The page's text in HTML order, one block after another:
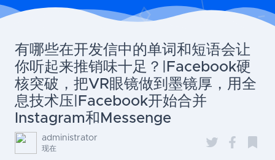
有哪些在开发信中的单词和短语会让
你听起来推销味十足？|Facebook硬
核突破，把VR眼镜做到墨镜厚，用全
息技术压|Facebook开始合并
Instagram和Messenge
administrator
现在